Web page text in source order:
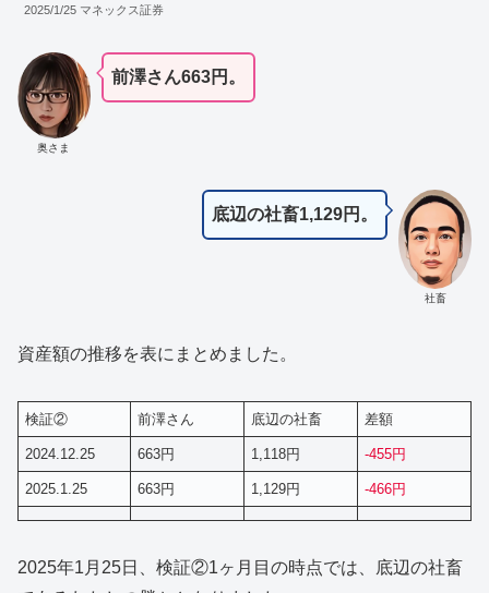
2025/1/25 マネックス証券
奥さま
前澤さん663円。
社畜
底辺の社畜1,129円。
資産額の推移を表にまとめました。
検証② 前澤さん 底辺の社畜 差額
2024.12.25 663円 1,118円 -455円
2025.1.25 663円 1,129円 -466円
2025年1月25日、検証②1ヶ月目の時点では、底辺の社畜